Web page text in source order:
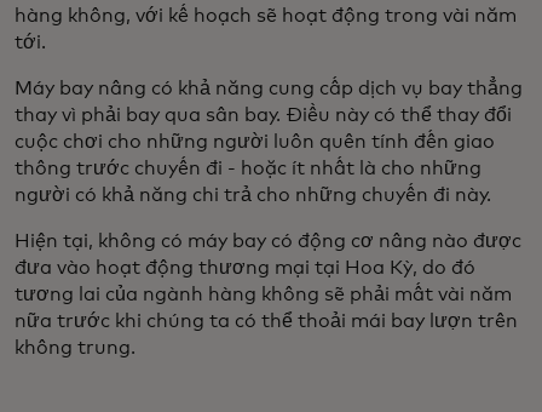
hàng không, với kế hoạch sẽ hoạt động trong vài năm
tới.
Máy bay nâng có khả năng cung cấp dịch vụ bay thẳng
thay vì phải bay qua sân bay. Điều này có thể thay đổi
cuộc chơi cho những người luôn quên tính đến giao
thông trước chuyến đi - hoặc ít nhất là cho những
người có khả năng chi trả cho những chuyến đi này.
Hiện tại, không có máy bay có động cơ nâng nào được
đưa vào hoạt động thương mại tại Hoa Kỳ, do đó
tương lai của ngành hàng không sẽ phải mất vài năm
nữa trước khi chúng ta có thể thoải mái bay lượn trên
không trung.